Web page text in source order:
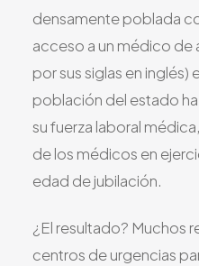
densamente poblada
acceso a un médico de
por sus siglas en inglés)
población del estado
su fuerza laboral
de los médicos en
edad de jubilación.
¿El resultado? Muchos
centros de urgencias